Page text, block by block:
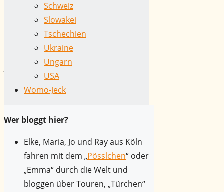
nach:
Dezember
Stellplatzportraits
Touren
Deutschland
Schweiz
Slowakei
Tschechien
Ukraine
Ungarn
USA
Womo-Jeck
Wer bloggt hier?
Elke, Maria, Jo und Ray aus Köln
fahren mit dem „Pösslchen“ oder
„Emma“ durch die Welt und
bloggen über Touren, „Türchen“